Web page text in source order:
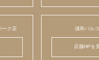
ーク店 浦和パル
店舗HPを